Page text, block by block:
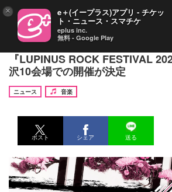
女性ボーカルアーティスト限定の
『LUPINUS ROCK FESTIVAL
沢10会場での開催が決定
ニュース
音楽
ポスト シェア 送る
× e＋(イープラス)アプリ - チケッ
ト・ニュース・スマチケ
eplus inc.
無料 - Google Play